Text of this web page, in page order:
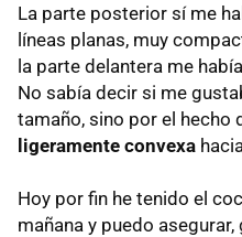
La parte posterior sí me
líneas planas, muy
la parte delantera me
No sabía decir si me
tamaño, sino por el hecho
ligeramente convexa
Hoy por fin he tenido el
mañana y puedo